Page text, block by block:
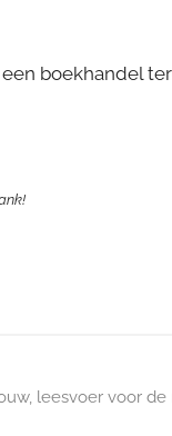
boekhandel
, leesvoer voor